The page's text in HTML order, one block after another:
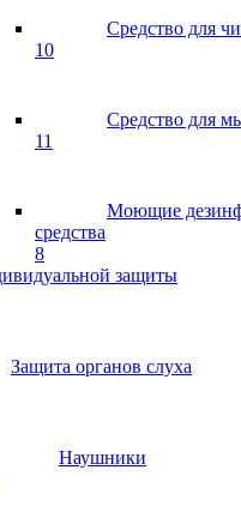
Средство для
10
Средство для
11
Моющие
средства
8
защиты
Защита органов слуха
Наушники